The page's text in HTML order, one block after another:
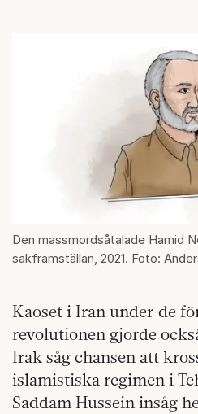
Den massmordsåtalade Hamid
sakframställan, 2021. Foto:
Kaoset i Iran under de
revolutionen gjorde
Irak såg chansen att
islamistiska regimen i
Saddam Hussein insåg